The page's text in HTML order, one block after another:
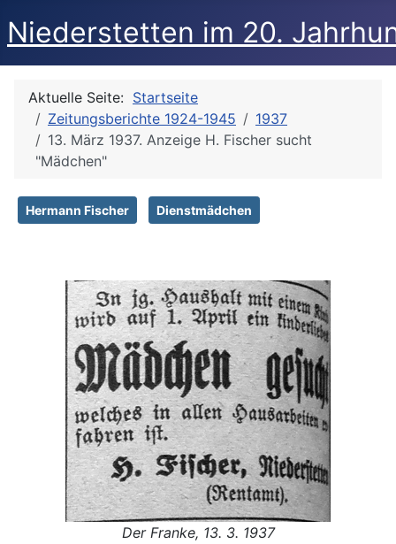
Niederstetten im 20.
Aktuelle Seite: Startseite
Zeitungsberichte 1924-1945
1937
13. März 1937. Anzeige H. Fischer sucht
"Mädchen"
Hermann Fischer Dienstmädchen
Der Franke, 13. 3. 1937